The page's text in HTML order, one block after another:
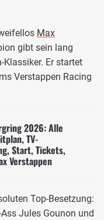
Max
gibt sein lang
Er startet
Verstappen Racing
2026: Alle
TV-
Start, Tickets,
Verstappen
Top-Besetzung:
Jules Gounon und